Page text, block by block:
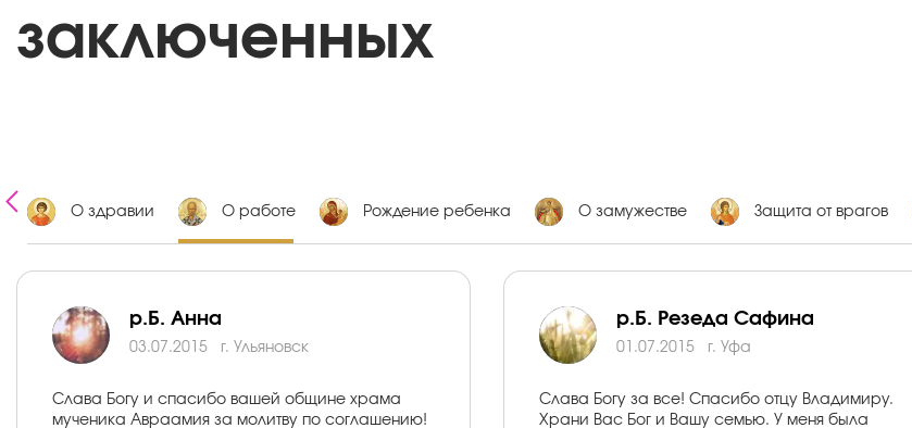
заключенных
О здравии О работе Рождение ребенка О замужестве Защита от врагов
р.Б. Анна
03.07.2015 г. Ульяновск
Слава Богу и спасибо вашей общине храма
мученика Авраамия за молитву по соглашению!
р.Б. Резеда Сафина
01.07.2015 г. Уфа
Слава Богу за все! Спасибо отцу Владимиру.
Храни Вас Бог и Вашу семью. У меня была